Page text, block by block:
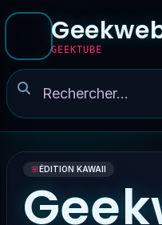
GEEKTUBE
🌸ÉDITION KAWAII